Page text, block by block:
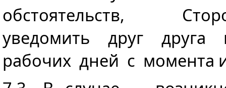
обстоятельств,
уведомить друг
рабочих дней с момента